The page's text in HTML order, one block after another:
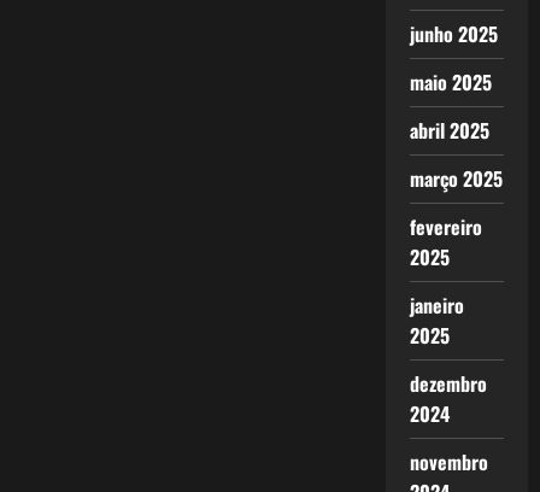
junho 2025
maio 2025
abril 2025
março 2025
fevereiro
2025
janeiro
2025
dezembro
2024
novembro